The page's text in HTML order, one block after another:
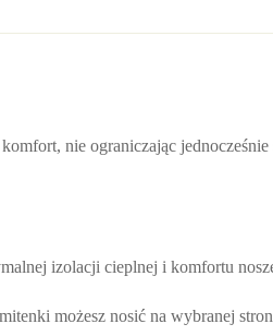
nie ograniczając
izolacji cieplnej i komfortu
możesz nosić na wybranej